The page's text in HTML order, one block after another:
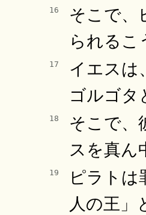
16
そこで、
られるこ
17
イエスは
ゴルゴタ
18
そこで、
スを真ん
19
ピラト
人の王」